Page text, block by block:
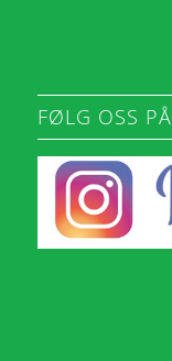
FØLG OSS PÅ